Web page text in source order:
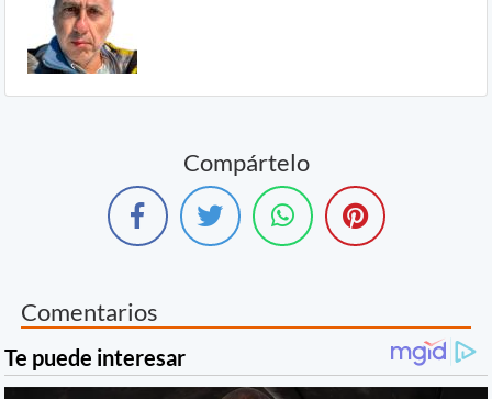
Compártelo
Comentarios